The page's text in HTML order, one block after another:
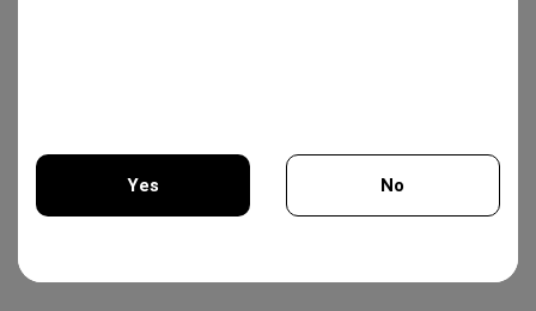
GOAT CHEESE WITH TRUFFLE
19.56€
Yes No